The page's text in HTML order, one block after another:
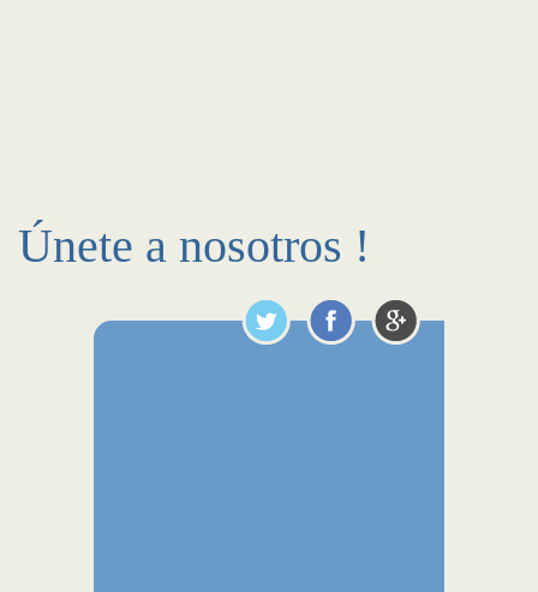
Únete a nosotros !